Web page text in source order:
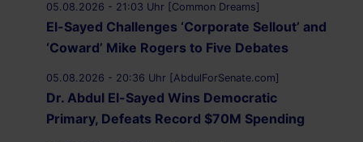
05.08.2026 - 21:03 Uhr [Common Dreams]
El-Sayed Challenges ‘Corporate Sellout’ and
‘Coward’ Mike Rogers to Five Debates
05.08.2026 - 20:36 Uhr [AbdulForSenate.com]
Dr. Abdul El-Sayed Wins Democratic
Primary, Defeats Record $70M Spending